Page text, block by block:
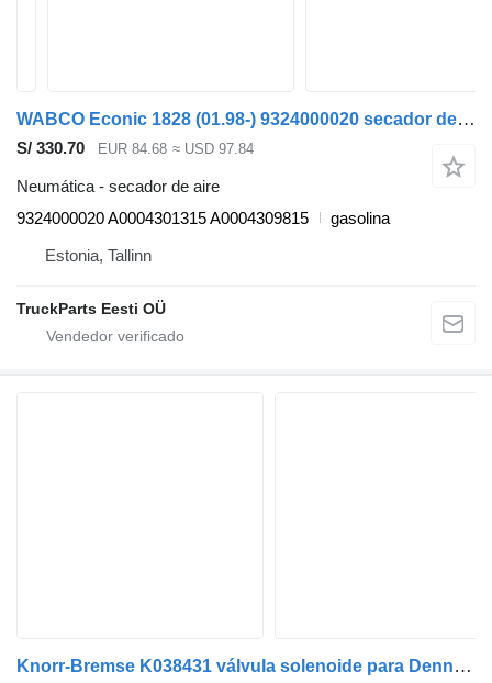
WABCO Econic 1828 (01.98-) 9324000020 secador de aire para Mercedes-Benz Econic (1998-2014) camión de basura
S/ 330.70 EUR 84.68 ≈ USD 97.84
Neumática - secador de aire
9324000020 A0004301315 A0004309815
gasolina
Estonia, Tallinn
TruckParts Eesti OÜ
Knorr-Bremse K038431 válvula solenoide para Dennis eCollect Terberg YT Magtec (2019-) camión de basura